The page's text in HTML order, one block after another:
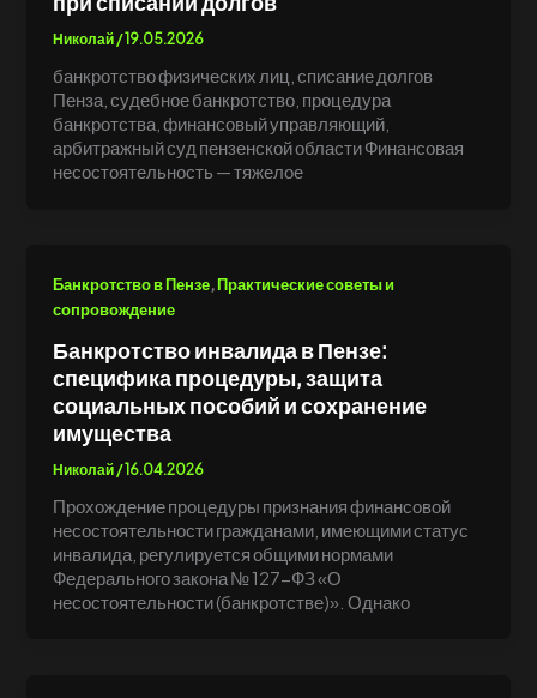
Николай/19.05.2026
банкротство физических лиц, списание долгов
Пенза, судебное банкротство, процедура
банкротства, финансовый управляющий,
арбитражный суд пензенской области Финансовая
несостоятельность — тяжелое
Банкротство в Пензе,Практические советы и
сопровождение
Банкротство инвалида в Пензе:
специфика процедуры, защита
социальных пособий и сохранение
имущества
Николай /16.04.2026
Прохождение процедуры признания финансовой
несостоятельности гражданами, имеющими статус
инвалида, регулируется общими нормами
Федерального закона № 127-ФЗ «О
несостоятельности (банкротстве)». Однако